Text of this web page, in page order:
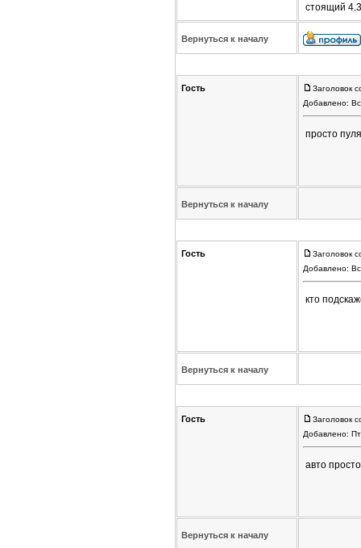
стоящий
Вернуться к началу
Гость
Заголовок
Добавлено:
просто пуля
Вернуться к началу
Гость
Заголовок
Добавлено:
кто
Вернуться к началу
Гость
Заголовок
Добавлено:
авто
Вернуться к началу